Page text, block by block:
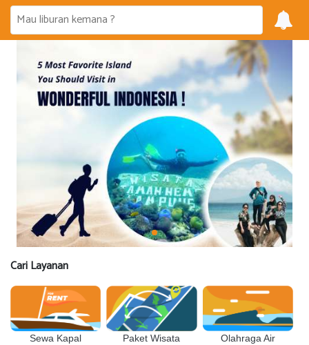
Cari Layanan
Sewa Kapal Paket Wisata Olahraga Air